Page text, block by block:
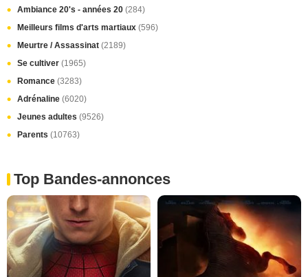
Ambiance 20's - années 20 (284)
Meilleurs films d'arts martiaux (596)
Meurtre / Assassinat (2189)
Se cultiver (1965)
Romance (3283)
Adrénaline (6020)
Jeunes adultes (9526)
Parents (10763)
Top Bandes-annonces